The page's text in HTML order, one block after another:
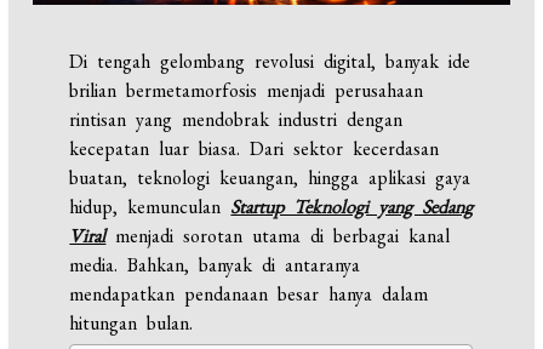
Di tengah gelombang revolusi digital, banyak ide
brilian bermetamorfosis menjadi perusahaan
rintisan yang mendobrak industri dengan
kecepatan luar biasa. Dari sektor kecerdasan
buatan, teknologi keuangan, hingga aplikasi gaya
hidup, kemunculan Startup Teknologi yang Sedang
Viralmenjadi sorotan utama di berbagai kanal
media. Bahkan, banyak di antaranya
mendapatkan pendanaan besar hanya dalam
hitungan bulan.